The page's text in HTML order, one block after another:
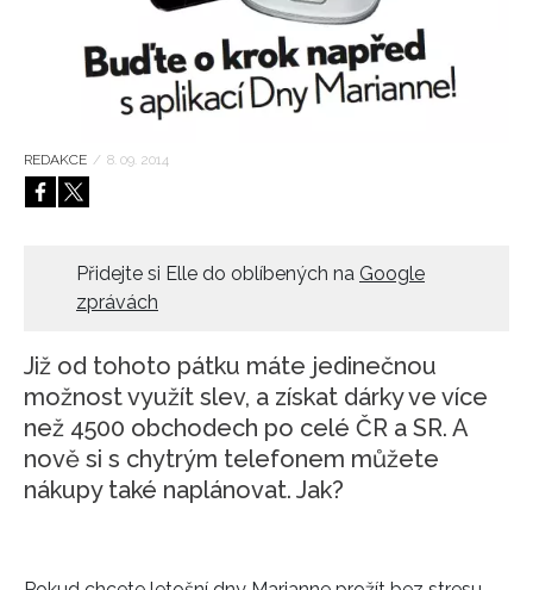
REDAKCE / 8. 09. 2014
Přidejte si Elle do oblíbených na Google
zprávách
Již od tohoto pátku máte jedinečnou
možnost využít slev, a získat dárky ve více
než 4500 obchodech po celé ČR a SR. A
nově si s chytrým telefonem můžete
nákupy také naplánovat. Jak?